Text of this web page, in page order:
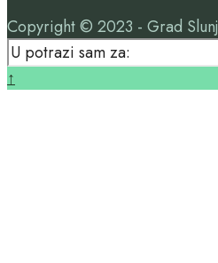
Copyright © 2023 - Grad Slunj
Search
for:
Close
↑